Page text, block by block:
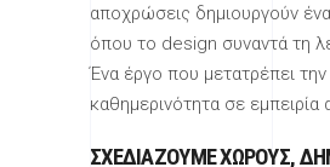
αποχρώσεις δημιουργούν
όπου το design συναντά τη
Ένα έργο που μετατρέπει την
καθημερινότητα σε εμπειρία
ΣΧΕΔΙΑΖΟΥΜΕ ΧΏΡΟΥΣ,